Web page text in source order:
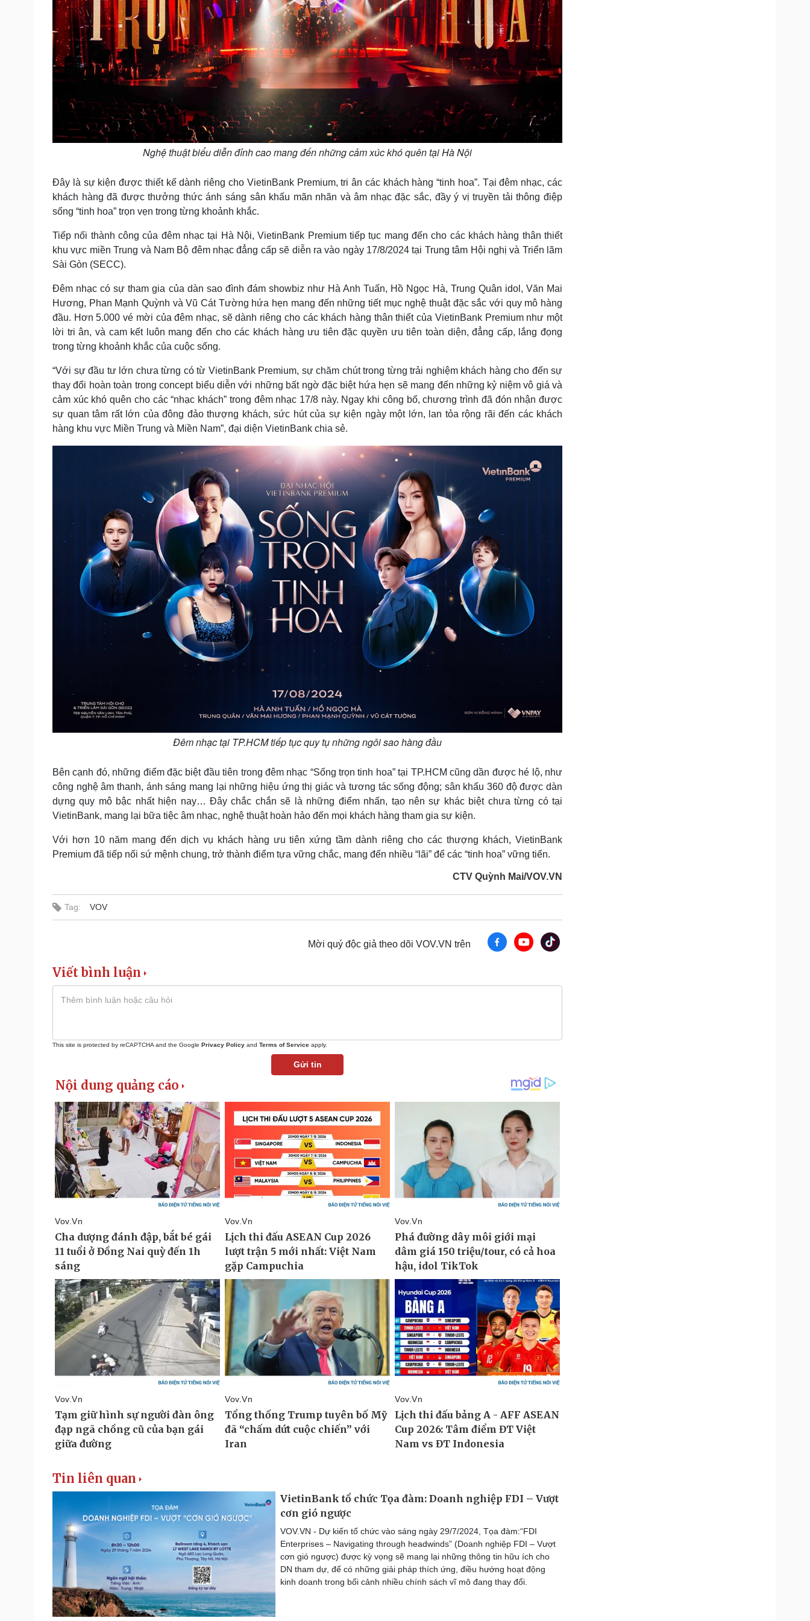
Nghệ thuật biểu diễn đỉnh cao mang đến những cảm xúc khó quên tại Hà Nội
Đây là sự kiện được thiết kế dành riêng cho VietinBank Premium, tri ân các khách hàng “tinh hoa”. Tại đêm nhạc, các
khách hàng đã được thưởng thức ánh sáng sân khấu mãn nhãn và âm nhạc đặc sắc, đầy ý vị truyền tải thông điệp
sống “tinh hoa” trọn vẹn trong từng khoảnh khắc.
Tiếp nối thành công của đêm nhạc tại Hà Nội, VietinBank Premium tiếp tục mang đến cho các khách hàng thân thiết
khu vực miền Trung và Nam Bộ đêm nhạc đẳng cấp sẽ diễn ra vào ngày 17/8/2024 tại Trung tâm Hội nghị và Triển lãm
Sài Gòn (SECC).
Đêm nhạc có sự tham gia của dàn sao đình đám showbiz như Hà Anh Tuấn, Hồ Ngọc Hà, Trung Quân idol, Văn Mai
Hương, Phan Mạnh Quỳnh và Vũ Cát Tường hứa hẹn mang đến những tiết mục nghệ thuật đặc sắc với quy mô hàng
đầu. Hơn 5.000 vé mời của đêm nhạc, sẽ dành riêng cho các khách hàng thân thiết của VietinBank Premium như một
lời tri ân, và cam kết luôn mang đến cho các khách hàng ưu tiên đặc quyền ưu tiên toàn diện, đẳng cấp, lắng đọng
trong từng khoảnh khắc của cuộc sống.
“Với sự đầu tư lớn chưa từng có từ VietinBank Premium, sự chăm chút trong từng trải nghiệm khách hàng cho đến sự
thay đổi hoàn toàn trong concept biểu diễn với những bất ngờ đặc biệt hứa hẹn sẽ mang đến những kỷ niệm vô giá và
cảm xúc khó quên cho các “nhạc khách” trong đêm nhạc 17/8 này. Ngay khi công bố, chương trình đã đón nhận được
sự quan tâm rất lớn của đông đảo thượng khách, sức hút của sự kiện ngày một lớn, lan tỏa rộng rãi đến các khách
hàng khu vực Miền Trung và Miền Nam”, đại diện VietinBank chia sẻ.
Đêm nhạc tại TP.HCM tiếp tục quy tụ những ngôi sao hàng đầu
Bên cạnh đó, những điểm đặc biệt đầu tiên trong đêm nhạc “Sống trọn tinh hoa” tại TP.HCM cũng dần được hé lộ, như
công nghệ âm thanh, ánh sáng mang lại những hiệu ứng thị giác và tương tác sống động; sân khấu 360 độ được dàn
dựng quy mô bậc nhất hiện nay… Đây chắc chắn sẽ là những điểm nhấn, tạo nên sự khác biệt chưa từng có tại
VietinBank, mang lại bữa tiệc âm nhạc, nghệ thuật hoàn hảo đến mọi khách hàng tham gia sự kiện.
Với hơn 10 năm mang đến dịch vụ khách hàng ưu tiên xứng tầm dành riêng cho các thượng khách, VietinBank
Premium đã tiếp nối sứ mệnh chung, trở thành điểm tựa vững chắc, mang đến nhiều “lãi” để các “tinh hoa” vững tiến.
CTV Quỳnh Mai/VOV.VN
Tag: VOV
Mời quý độc giả theo dõi VOV.VN trên
Viết bình luận
This site is protected by reCAPTCHA and the Google Privacy Policy and Terms of Service apply.
Gửi tin
Tin liên quan
VietinBank tổ chức Tọa đàm: Doanh nghiệp FDI – Vượt
cơn gió ngược
VOV.VN - Dự kiến tổ chức vào sáng ngày 29/7/2024, Tọa đàm:“FDI
Enterprises – Navigating through headwinds” (Doanh nghiệp FDI – Vượt
cơn gió ngược) được kỳ vọng sẽ mang lại những thông tin hữu ích cho
DN tham dự, để có những giải pháp thích ứng, điều hướng hoạt động
kinh doanh trong bối cảnh nhiều chính sách vĩ mô đang thay đổi.